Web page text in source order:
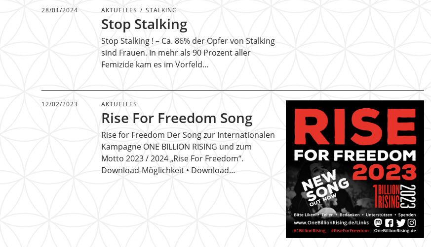
28/01/2024 AKTUELLES STALKING
Stop Stalking
Stop Stalking ! – Ca. 86% der Opfer von Stalking
sind Frauen. In mehr als 90 Prozent aller
Femizide kam es im Vorfeld…
12/02/2023 AKTUELLES
Rise For Freedom Song
Rise for Freedom Der Song zur Internationalen
Kampagne ONE BILLION RISING und zum
Motto 2023 / 2024 „Rise For Freedom“.
Download-Möglichkeit • Download…